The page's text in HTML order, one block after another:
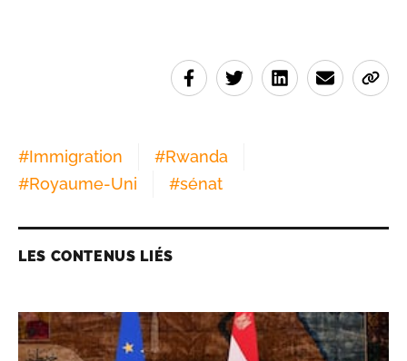
#Immigration #Rwanda
#Royaume-Uni #sénat
LES CONTENUS LIÉS